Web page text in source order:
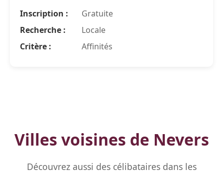
Inscription :
Gratuite
Recherche :
Locale
Critère :
Affinités
Villes voisines de Nevers
Découvrez aussi des célibataires dans les